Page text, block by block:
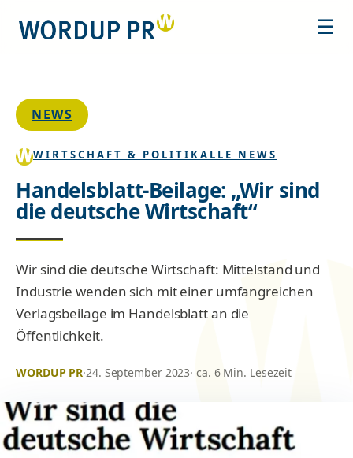
☰
NEWS
WIRTSCHAFT & POLITIKALLE NEWS
Handelsblatt-Beilage: „Wir sind
die deutsche Wirtschaft“
Wir sind die deutsche Wirtschaft: Mittelstand und
Industrie wenden sich mit einer umfangreichen
Verlagsbeilage im Handelsblatt an die
Öffentlichkeit.
WORDUP PR·24. September 2023· ca. 6 Min. Lesezeit